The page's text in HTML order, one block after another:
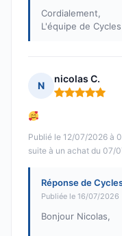
Cordialement,
L'équipe de
N
nicolas C.
Note : 5 sur 5
Publié le 12/07/2026 à
suite à un achat du 07/
Réponse de
Publiée le 16/07/2026
Bonjour Nicolas,